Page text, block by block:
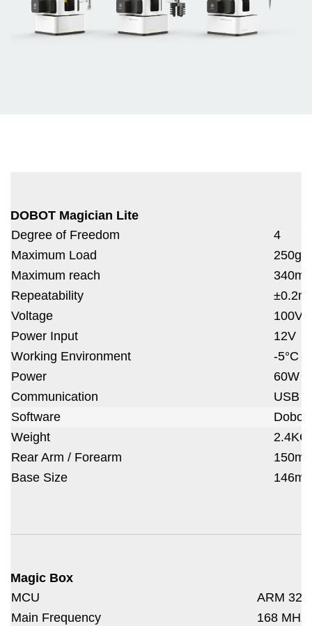
DOBOT Magician Lite
Degree of Freedom
4
Maximum Load
250g
Maximum reach
Repeatability
Voltage
100V-
Power Input
12V
Working Environment
-5°C
Power
60W
Communication
USB
Software
Weight
2.4KG
Rear Arm / Forearm
Base Size
Magic Box
MCU
ARM 32-
Main Frequency
168 MHz